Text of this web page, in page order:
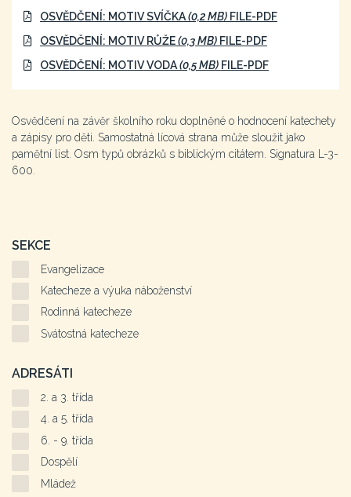
OSVĚDČENÍ: MOTIV SVÍČKA(0,2 MB) FILE-PDF
OSVĚDČENÍ: MOTIV RŮŽE(0,3 MB) FILE-PDF
OSVĚDČENÍ: MOTIV VODA(0,5 MB) FILE-PDF
Osvědčení na závěr školního roku doplněné o hodnocení katechety
a zápisy pro děti. Samostatná lícová strana může sloužit jako
pamětní list. Osm typů obrázků s biblickým citátem. Signatura L-3-
600.
SEKCE
Evangelizace
Katecheze a výuka náboženství
Rodinná katecheze
Svátostná katecheze
ADRESÁTI
2. a 3. třída
4. a 5. třída
6. - 9. třída
Dospělí
Mládež